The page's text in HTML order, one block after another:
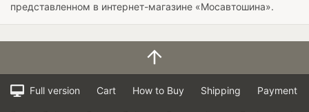
представленном в интернет-магазине «Мосавтошина».
Full version Cart How to Buy Shipping Payment